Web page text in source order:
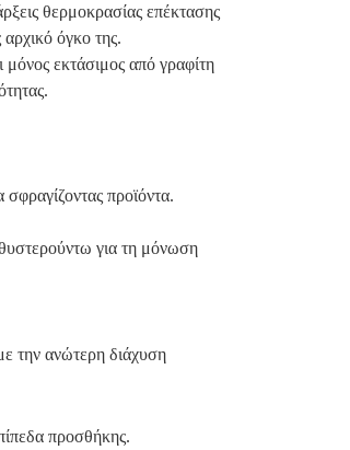
θερμοκρασίας επέκτασης
όγκο της.
εκτάσιμος από γραφίτη
προϊόντα.
για τη μόνωση
την ανώτερη διάχυση
προσθήκης.